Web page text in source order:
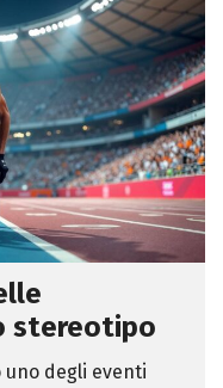
stereotipo
uno degli eventi